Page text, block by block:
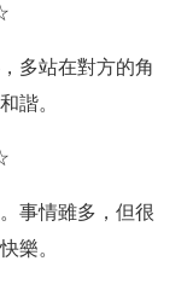
多站在對方的角
諧。
事情雖多，但很
樂。